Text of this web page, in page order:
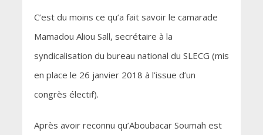
C’est du moins ce qu’a fait savoir le camarade
Mamadou Aliou Sall, secrétaire à la
syndicalisation du bureau national du SLECG (mis
en place le 26 janvier 2018 à l’issue d’un
congrès électif).
Après avoir reconnu qu’Aboubacar Soumah est